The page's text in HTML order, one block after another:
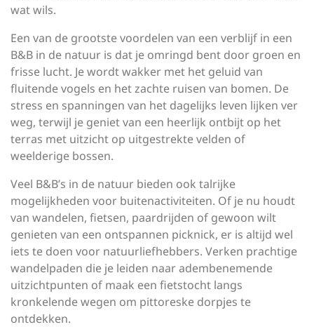
wat wils.
Een van de grootste voordelen van een verblijf in een
B&B in de natuur is dat je omringd bent door groen en
frisse lucht. Je wordt wakker met het geluid van
fluitende vogels en het zachte ruisen van bomen. De
stress en spanningen van het dagelijks leven lijken ver
weg, terwijl je geniet van een heerlijk ontbijt op het
terras met uitzicht op uitgestrekte velden of
weelderige bossen.
Veel B&B’s in de natuur bieden ook talrijke
mogelijkheden voor buitenactiviteiten. Of je nu houdt
van wandelen, fietsen, paardrijden of gewoon wilt
genieten van een ontspannen picknick, er is altijd wel
iets te doen voor natuurliefhebbers. Verken prachtige
wandelpaden die je leiden naar adembenemende
uitzichtpunten of maak een fietstocht langs
kronkelende wegen om pittoreske dorpjes te
ontdekken.